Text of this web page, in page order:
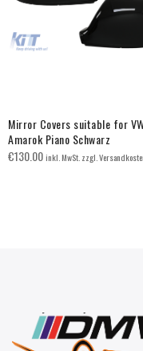
Mirror Covers suitable for
Amarok Piano Schwarz
€130.00inkl. MwSt. zzgl.